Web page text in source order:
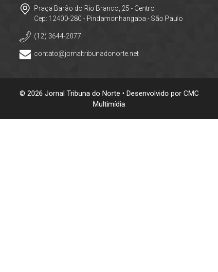
Praça Barão do Rio Branco, 25 - Centro
Cep: 12400-280 - Pindamonhangaba - São Paulo
(12) 3644-2077
contato@jornaltribunadonorte.net
© 2026 Jornal Tribuna do Norte • Desenvolvido por CMC
Multimídia